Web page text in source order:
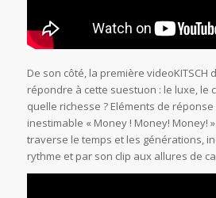
De son côté, la première videoKITSCH
répondre à cette suestuon : le luxe, le
quelle richesse ? Eléments de
inestimable « Money ! Money! Money! »
traverse le temps et les générations,
rythme et par son clip aux allures de